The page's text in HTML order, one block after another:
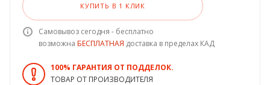
КУПИТЬ В 1 КЛИК
Самовывоз сегодня - бесплатно
возможна БЕСПЛАТНАЯ доставка в пределах КАД
100% ГАРАНТИЯ ОТ ПОДДЕЛОК.
ТОВАР ОТ ПРОИЗВОДИТЕЛЯ